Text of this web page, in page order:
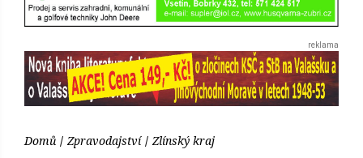
Domů Zpravodajství
Zlínský kraj